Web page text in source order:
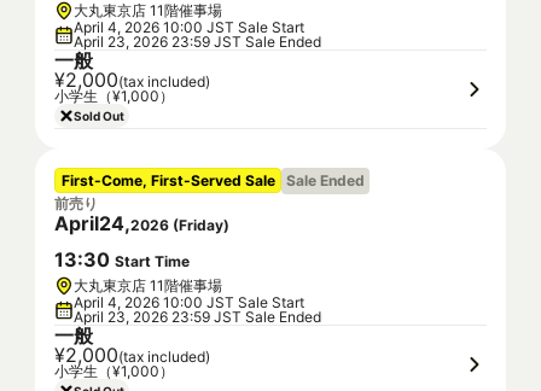
大丸東京店 11階催事場
April 4, 2026 10:00 JST Sale Start
April 23, 2026 23:59 JST Sale Ended
一般
¥2,000(tax included)
小学生（¥1,000）
Sold Out
First-Come, First-Served Sale Sale Ended
前売り
April24,2026 (Friday)
13:30 Start Time
大丸東京店 11階催事場
April 4, 2026 10:00 JST Sale Start
April 23, 2026 23:59 JST Sale Ended
一般
¥2,000(tax included)
小学生（¥1,000）